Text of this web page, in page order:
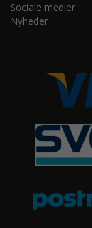
Sociale medier
Nyheder